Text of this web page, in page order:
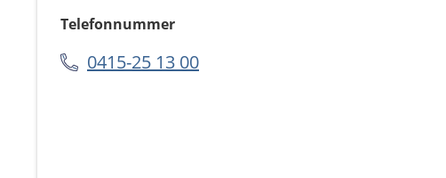
Telefonnummer
0415-25 13 00